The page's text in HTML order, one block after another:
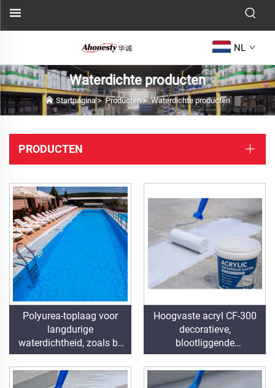
NL
Waterdichte producten
Startpagina>Producten>Waterdichte producten
PRODUCTEN
Polyurea-toplaag voor
langdurige
waterdichtheid, zoals bij
zwembaden, daken en
badkamers
Hoogvaste acryl CF-300
decoratieve,
blootliggende
dakwaterdichte coating